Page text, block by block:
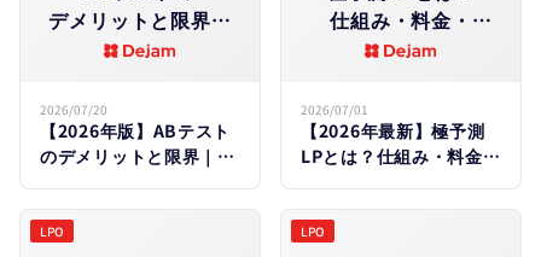
デメリットと​限界​｜
やめと​
失敗原因を​徹底解説
2026/07/20
【2026年版】ABテスト
のデメリットと限界｜や
仕組み・料金・
効果を​徹底解説｜
LeanGoコンサルと
の​違いも​比較
2026/07/01
【2026年最新】極予測
LPとは？仕組み・料金・
ルとの違いも比較
LPO LPO